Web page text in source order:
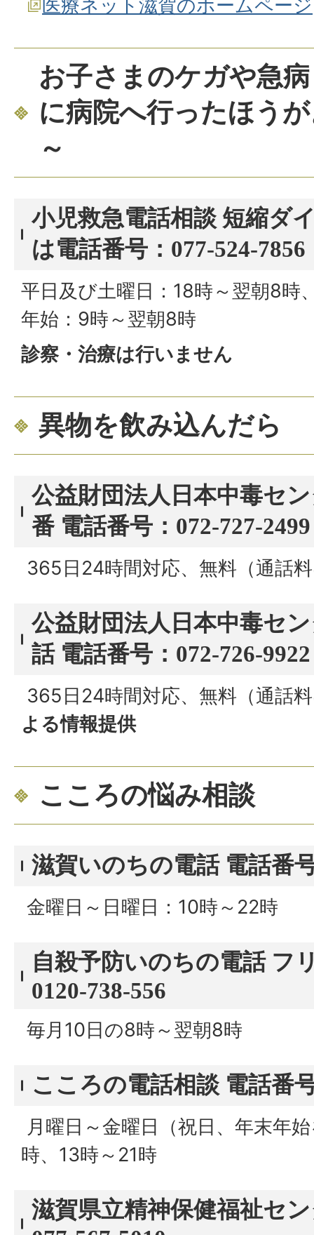
医療ネット滋賀のホームページ
お子さまのケガや急
に病院へ行ったほう
～
小児救急電話相談 短縮ダ
は電話番号：077-524-7856
平日及び土曜日：18時～翌朝8時
年始：9時～翌朝8時
診察・治療は行いません
異物を飲み込んだら
公益財団法人日本中毒セ
番 電話番号：072-727-2499
365日24時間対応、無料（通話
公益財団法人日本中毒セ
話 電話番号：072-726-9922
365日24時間対応、無料（通話
よる情報提供
こころの悩み相談
滋賀いのちの電話 電話番
金曜日～日曜日：10時～22時
自殺予防いのちの電話 フ
0120-738-556
毎月10日の8時～翌朝8時
こころの電話相談 電話番
月曜日～金曜日（祝日、年末年
時、13時～21時
滋賀県立精神保健福祉セ